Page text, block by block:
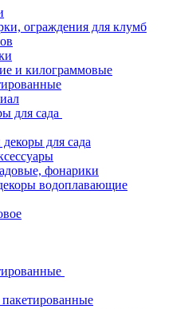
ограждения для клумб
и килограммовые
для сада
для сада
фонарики
водоплавающие